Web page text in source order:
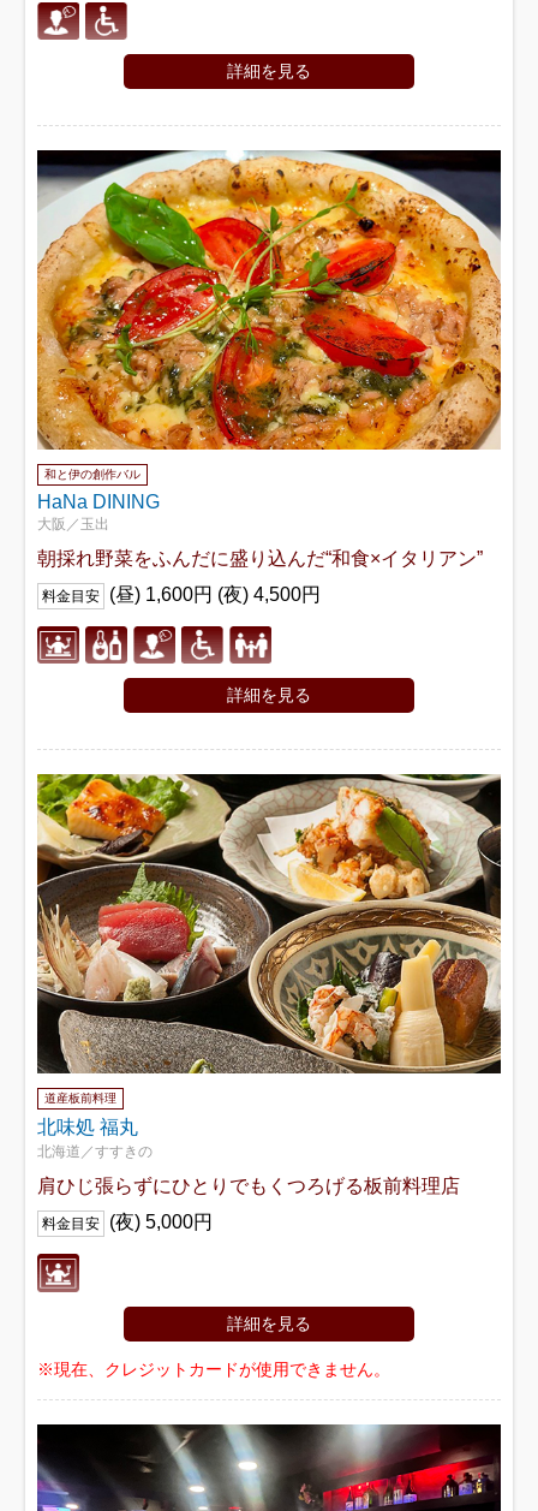
詳細を見る
和と伊の創作バル
HaNa DINING
大阪／玉出
朝採れ野菜をふんだに盛り込んだ“和食×イタリアン”
料金目安 (昼) 1,600円 (夜) 4,500円
詳細を見る
道産板前料理
北味処 福丸
北海道／すすきの
肩ひじ張らずにひとりでもくつろげる板前料理店
料金目安 (夜) 5,000円
詳細を見る
※現在、クレジットカードが使用できません。